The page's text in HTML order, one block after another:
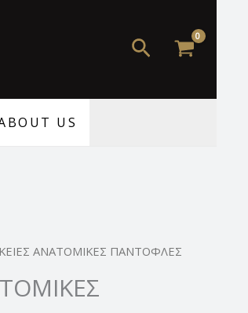
Αναζήτηση
US
ΑΝΑΤΟΜΙΚΕΣ ΠΑΝΤΟΦΛΕΣ
39,99 €.